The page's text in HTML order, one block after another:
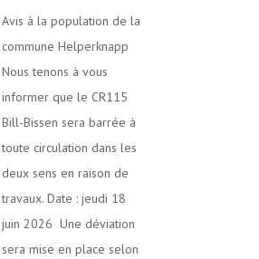
Avis à la population de la
commune Helperknapp
Nous tenons à vous
informer que le CR115
Bill-Bissen sera barrée à
toute circulation dans les
deux sens en raison de
travaux. Date : jeudi 18
juin 2026 Une déviation
sera mise en place selon